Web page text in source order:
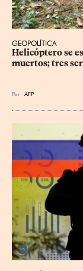
GEOPOLÍTICA
Helicóptero se
muertos; tres
Por AFP